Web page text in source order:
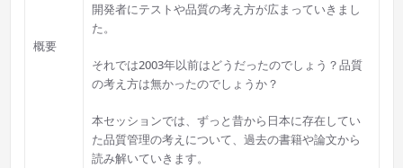
概要
開発者にテストや品質の考え方が広まっていきまし
た。
それでは2003年以前はどうだったのでしょう？品質
の考え方は無かったのでしょうか？
本セッションでは、ずっと昔から日本に存在してい
た品質管理の考えについて、過去の書籍や論文から
読み解いていきます。